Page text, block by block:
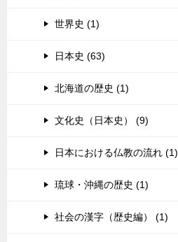
世界史 (1)
日本史 (63)
北海道の歴史 (1)
文化史（日本史） (9)
日本における仏教の流れ (1)
琉球・沖縄の歴史 (1)
社会の漢字（歴史編） (1)